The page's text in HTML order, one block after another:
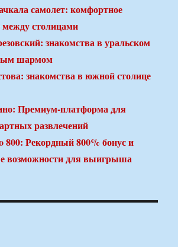
самолет: комфортное
между столицами
знакомства в уральском
шармом
знакомства в южной столице
Премиум-платформа для
развлечений
800: Рекордный 800% бонус и
возможности для выигрыша